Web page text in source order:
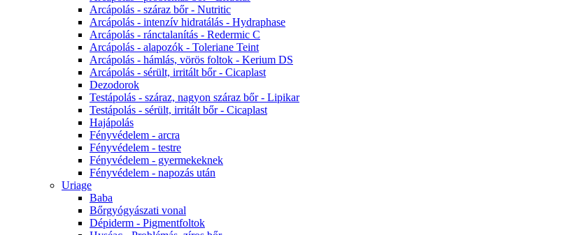
Arcápolás - száraz bőr - Nutritic
Arcápolás - intenzív hidratálás - Hydraphase
Arcápolás - ránctalanítás - Redermic C
Arcápolás - alapozók - Toleriane Teint
Arcápolás - hámlás, vörös foltok - Kerium DS
Arcápolás - sérült, irritált bőr - Cicaplast
Dezodorok
Testápolás - száraz, nagyon száraz bőr - Lipikar
Testápolás - sérült, irritált bőr - Cicaplast
Hajápolás
Fényvédelem - arcra
Fényvédelem - testre
Fényvédelem - gyermekeknek
Fényvédelem - napozás után
Uriage
Baba
Bőrgyógyászati vonal
Dépiderm - Pigmentfoltok